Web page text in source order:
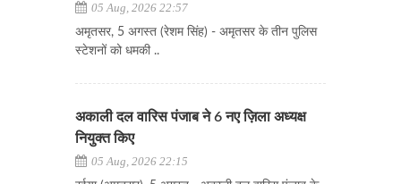
05 Aug, 2026 22:57
अमृतसर, 5 अगस्त (रेशम सिंह) - अमृतसर के तीन पुलिस
स्टेशनों को धमकी ..
अकाली दल वारिस पंजाब ने 6 नए ज़िला अध्यक्ष
नियुक्त किए
05 Aug, 2026 22:15